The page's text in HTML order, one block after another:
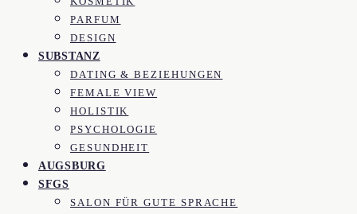
PARFUM
DESIGN
SUBSTANZ
DATING & BEZIEHUNGEN
FEMALE VIEW
HOLISTIK
PSYCHOLOGIE
GESUNDHEIT
AUGSBURG
SFGS
SALON FÜR GUTE SPRACHE